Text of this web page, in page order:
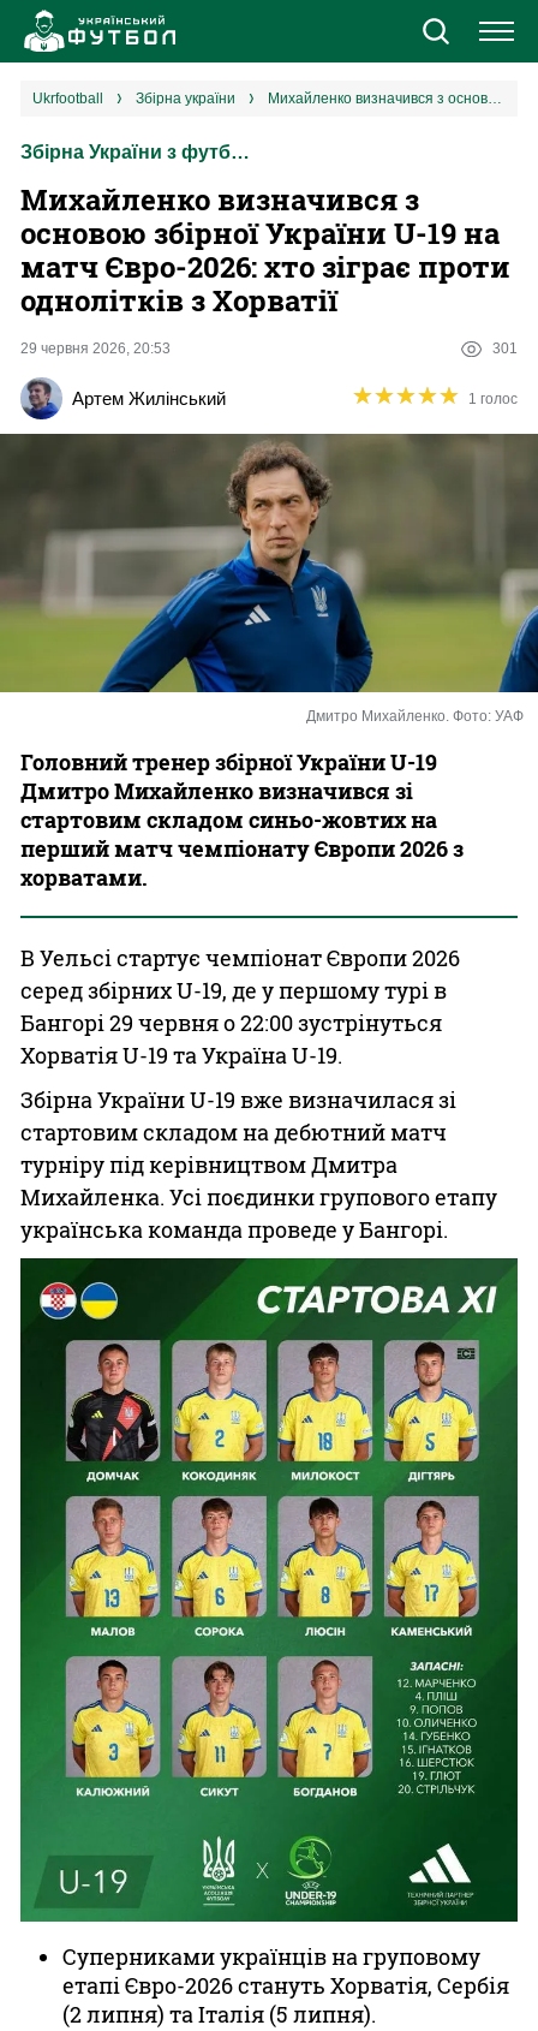
Новини
Збірна
Єврокубки
УПЛ
Різне
Букмекери
Казино
ukrfootball збірна україни Михайленко визначився з основою збірної України U-19 на матч Євро-2026: хто зіграє проти однолітків з Хорватії
Збірна України з футболу
Михайленко визначився з
основою збірної України U-19 на
матч Євро-2026: хто зіграє проти
однолітків з Хорватії
29 червня 2026, 20:53 301
Артем Жилінський ★★★★★
★★★★★ 1 голос
Дмитро Михайленко. Фото: УАФ
Головний тренер збірної України U-19
Дмитро Михайленко визначився зі
стартовим складом синьо-жовтих на
перший матч чемпіонату Європи 2026 з
хорватами.
В Уельсі стартує чемпіонат Європи 2026
серед збірних U-19, де у першому турі в
Бангорі 29 червня о 22:00 зустрінуться
Хорватія U-19 та Україна U-19.
Збірна України U-19 вже визначилася зі
стартовим складом на дебютний матч
турніру під керівництвом Дмитра
Михайленка. Усі поєдинки групового етапу
українська команда проведе у Бангорі.
Суперниками українців на груповому
етапі Євро-2026 стануть Хорватія, Сербія
(2 липня) та Італія (5 липня).